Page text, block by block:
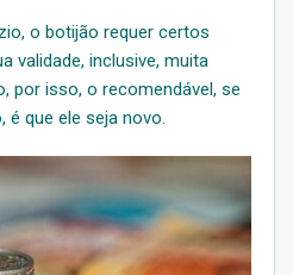
o botijão requer certos
validade, inclusive, muita
por isso, o recomendável, se
é que ele seja novo.